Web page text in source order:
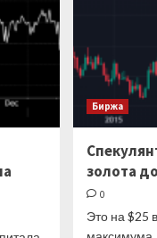
Биржа
золота
0
Это на $25